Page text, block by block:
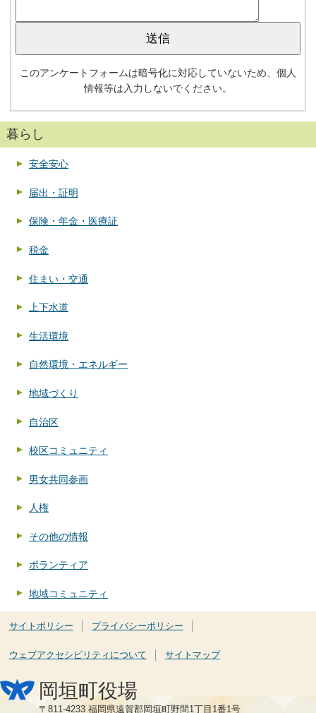
このアンケートフォームは暗号化に対応していないため、個人
情報等は入力しないでください。
暮らし
安全安心
届出・証明
保険・年金・医療証
税金
住まい・交通
上下水道
生活環境
自然環境・エネルギー
地域づくり
自治区
校区コミュニティ
男女共同参画
人権
その他の情報
ボランティア
地域コミュニティ
サイトポリシー プライバシーポリシー
ウェブアクセシビリティについて サイトマップ
岡垣町役場
〒811-4233 福岡県遠賀郡岡垣町野間1丁目1番1号